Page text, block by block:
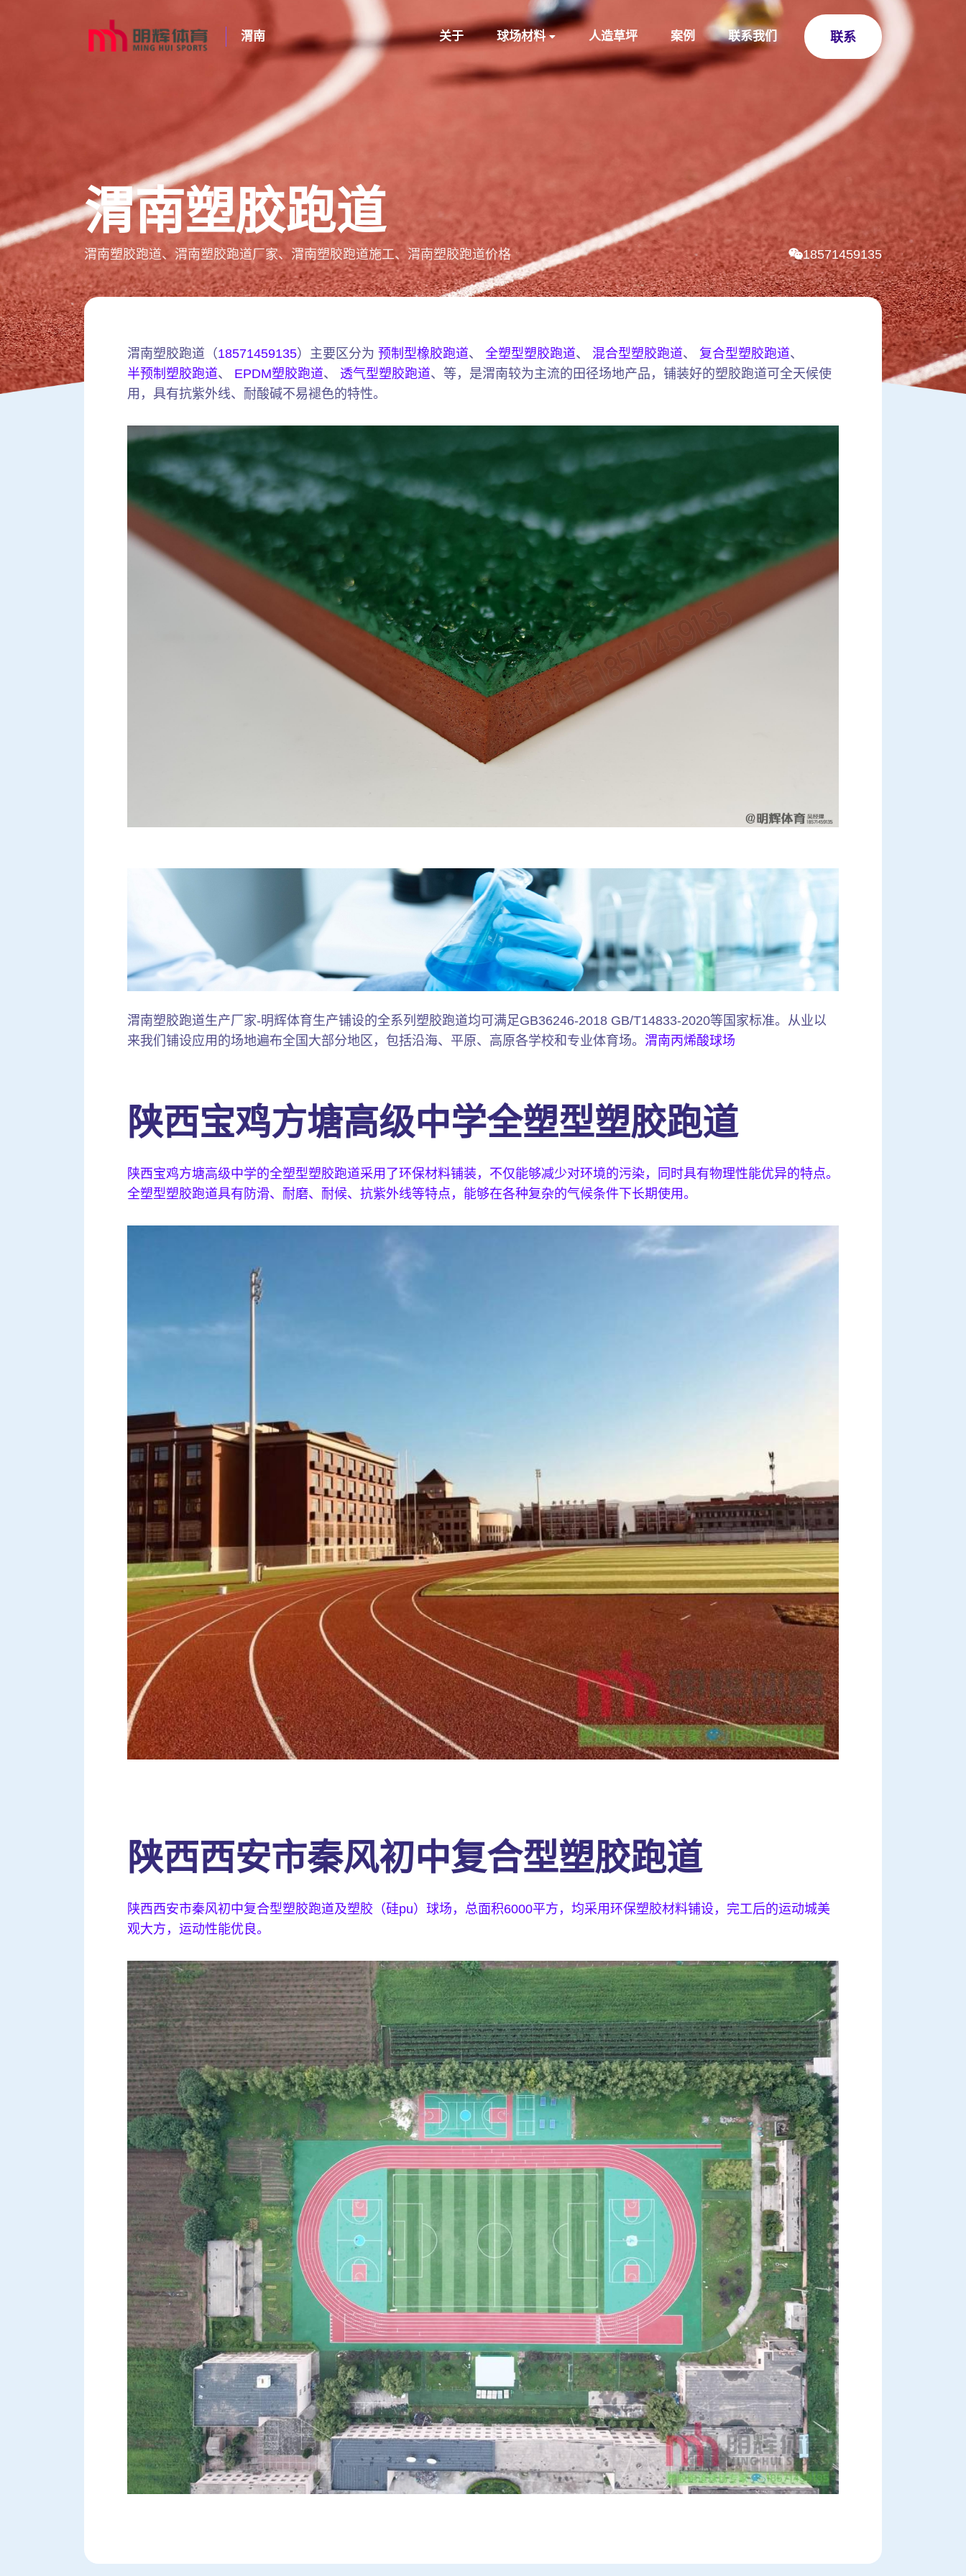
渭南 关于 球场材料 人造草坪 案例 联系我们 联系
渭南塑胶跑道
渭南塑胶跑道、渭南塑胶跑道厂家、渭南塑胶跑道施工、渭南塑胶跑道价格 18571459135
渭南塑胶跑道（18571459135）主要区分为 预制型橡胶跑道、 全塑型塑胶跑道、 混合型塑胶跑道、 复合型塑胶跑道、
半预制塑胶跑道、 EPDM塑胶跑道、 透气型塑胶跑道、等，是渭南较为主流的田径场地产品，铺装好的塑胶跑道可全天候使
用，具有抗紫外线、耐酸碱不易褪色的特性。
渭南塑胶跑道生产厂家-明辉体育生产铺设的全系列塑胶跑道均可满足GB36246-2018 GB/T14833-2020等国家标准。从业以
来我们铺设应用的场地遍布全国大部分地区，包括沿海、平原、高原各学校和专业体育场。 渭南丙烯酸球场
陕西宝鸡方塘高级中学全塑型塑胶跑道
陕西宝鸡方塘高级中学的全塑型塑胶跑道采用了环保材料铺装，不仅能够减少对环境的污染，同时具有物理性能优异的特点。
全塑型塑胶跑道具有防滑、耐磨、耐候、抗紫外线等特点，能够在各种复杂的气候条件下长期使用。
陕西西安市秦风初中复合型塑胶跑道
陕西西安市秦风初中复合型塑胶跑道及塑胶（硅pu）球场，总面积6000平方，均采用环保塑胶材料铺设，完工后的运动城美
观大方，运动性能优良。